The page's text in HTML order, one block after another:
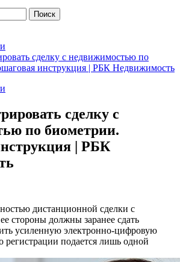
сделку с недвижимостью по
инструкция | РБК Недвижимость
сделку с
по биометрии.
| РБК
дистанционной сделки с
стороны должны заранее сдать
усиленную электронно-цифровую
регистрации подается лишь одной